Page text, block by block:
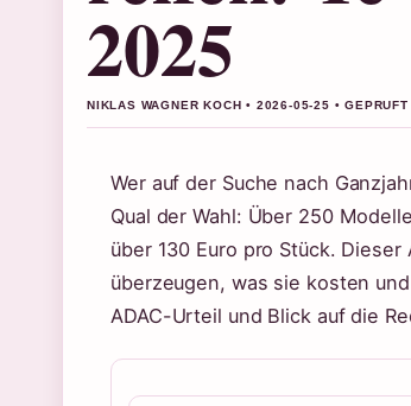
2025
NIKLAS WAGNER KOCH • 2026-05-25 •
Wer auf der Suche nach
Qual der Wahl: Über 250
über 130 Euro pro Stück.
überzeugen, was sie kosten
ADAC-Urteil und Blick auf die